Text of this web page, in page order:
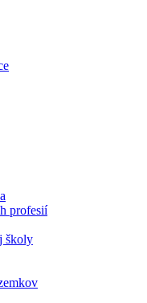
profesií
školy